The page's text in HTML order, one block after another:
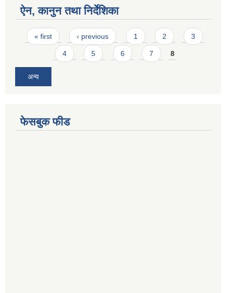
ऐन, कानुन तथा निर्देशिका
Pages
« first ‹ previous 1 2 3
4 5 6 7 8
अन्य
फेसबुक फीड